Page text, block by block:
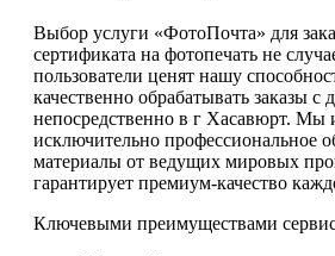
Выбор услуги «ФотоПочта» для
сертификата на фотопечать не
пользователи ценят нашу
качественно обрабатывать заказы с
непосредственно в г Хасавюрт. Мы
исключительно профессиональное
материалы от ведущих мировых
гарантирует премиум-качество
Ключевыми преимуществами